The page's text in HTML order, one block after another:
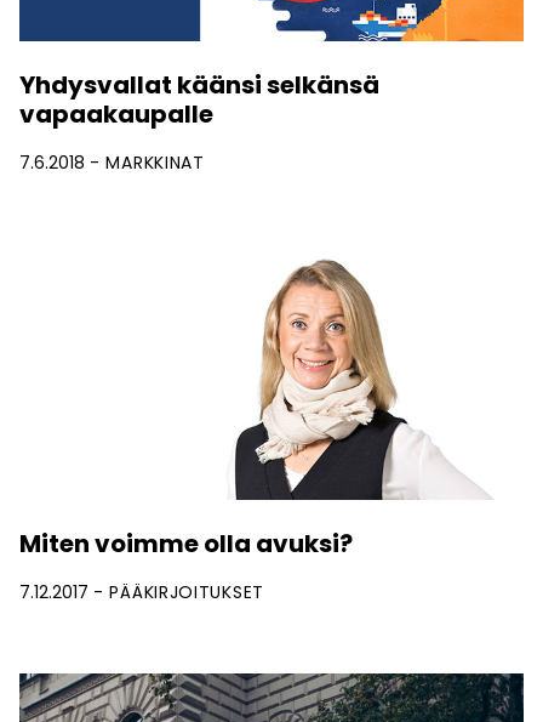
Yhdysvallat käänsi selkänsä
vapaakaupalle
7.6.2018 MARKKINAT
Miten voimme olla avuksi?
7.12.2017 PÄÄKIRJOITUKSET